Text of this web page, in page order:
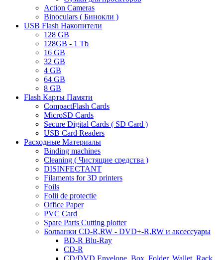
Action Cameras
Binoculars ( Бинокли )
USB Flash Накопители
128 GB
128GB - 1 Tb
16 GB
32 GB
4 GB
64 GB
8 GB
Flash Карты Памяти
CompactFlash Cards
MicroSD Cards
Secure Digital Cards ( SD Card )
USB Card Readers
Расходные Материалы
Binding machines
Cleaning ( Чистящие средства )
DISINFECTANT
Filaments for 3D printers
Foils
Folii de protectie
Office Paper
PVC Card
Spare Parts Cutting plotter
Болванки CD-R,RW - DVD+-R,RW и аксессуары
BD-R Blu-Ray
CD-R
CD/DVD Envelope, Box, Folder, Wallet, Rack